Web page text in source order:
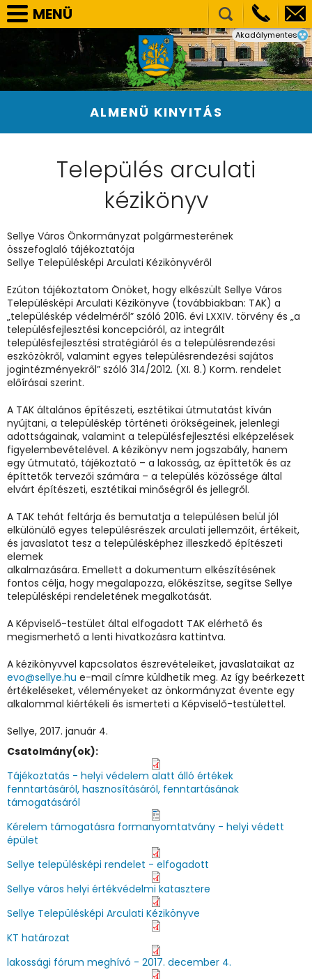
Akadálymentes
MENÜ
SELLYE VÁROS ÖNKORMÁNYZAT
TÁRSULÁSOK
NEMZETISÉGI ÖNKORMÁNYZATOK
KÖZÉRDEKŰ ADATOK
KÉPGALÉRIA
ALMENÜ KINYITÁS
Település arculati
kézikönyv
Sellye Város Önkormányzat polgármesterének
összefoglaló tájékoztatója
Sellye Településképi Arculati Kézikönyvéről
Ezúton tájékoztatom Önöket, hogy elkészült Sellye Város
Településképi Arculati Kézikönyve (továbbiakban: TAK) a
„településkép védelméről” szóló 2016. évi LXXIV. törvény és „a
településfejlesztési koncepcióról, az integrált
településfejlesztési stratégiáról és a településrendezési
eszközökről, valamint egyes településrendezési sajátos
jogintézményekről” szóló 314/2012. (XI. 8.) Korm. rendelet
előírásai szerint.
A TAK általános építészeti, esztétikai útmutatást kíván
nyújtani, a településkép történeti örökségeinek, jelenlegi
adottságainak, valamint a településfejlesztési elképzelések
figyelembevételével. A kézikönyv nem jogszabály, hanem
egy útmutató, tájékoztató – a lakosság, az építtetők és az
építtetők tervezői számára – a település közössége által
elvárt építészeti, esztétikai minőségről és jellegről.
A TAK tehát feltárja és bemutatja a településen belül jól
elkülönülő egyes településrészek arculati jellemzőit, értékeit,
és javaslatot tesz a településképhez illeszkedő építészeti
elemek
alkalmazására. Emellett a dokumentum elkészítésének
fontos célja, hogy megalapozza, előkészítse, segítse Sellye
településképi rendeletének megalkotását.
A Képviselő-testület által elfogadott TAK elérhető és
megismerhető a lenti hivatkozásra kattintva.
A kézikönyvvel kapcsolatos észrevételeiket, javaslataikat az
evo@sellye.hu e-mail címre küldhetik meg. Az így beérkezett
értékeléseket, véleményeket az önkormányzat évente egy
alkalommal kiértékeli és ismerteti a Képviselő-testülettel.
Sellye, 2017. január 4.
Csatolmány(ok):
Tájékoztatás - helyi védelem alatt álló értékek
fenntartásáról, hasznosításáról, fenntartásának
támogatásáról
Kérelem támogatásra formanyomtatvány - helyi védett
épület
Sellye településképi rendelet - elfogadott
Sellye város helyi értékvédelmi katasztere
Sellye Településképi Arculati Kézikönyve
KT határozat
lakossági fórum meghívó - 2017. december 4.